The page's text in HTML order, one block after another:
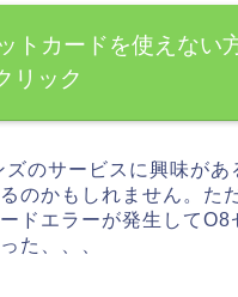
トカードを使えない
リック
のサービスに興味があ
のかもしれません。た
ドエラーが発生してO8
た、、、